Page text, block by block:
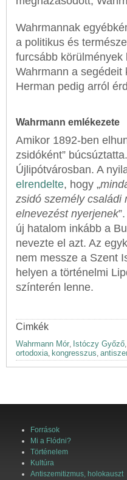
Wahrmannak
a politikus és
furcsább körülmények
Wahrmann a segédeit
Herman pedig arról
Wahrmann emlékezete
Amikor 1892-ben
zsidóként”
Újlipótvárosban. A
elrendelte, hogy „
zsidó személy családi
elnevezést nyerjenek
új hatalom inkább a
nevezte el azt. Az
nem messze a Szent
helyen a történelmi
színterén lenne.
Cimkék
Wahrmann Mór, Istóczy Győző,
ortodoxia, kongresszus,
Források
Mi a Flódni?
Történelem
Kultúra
Antiszemitizmus, holokauszt